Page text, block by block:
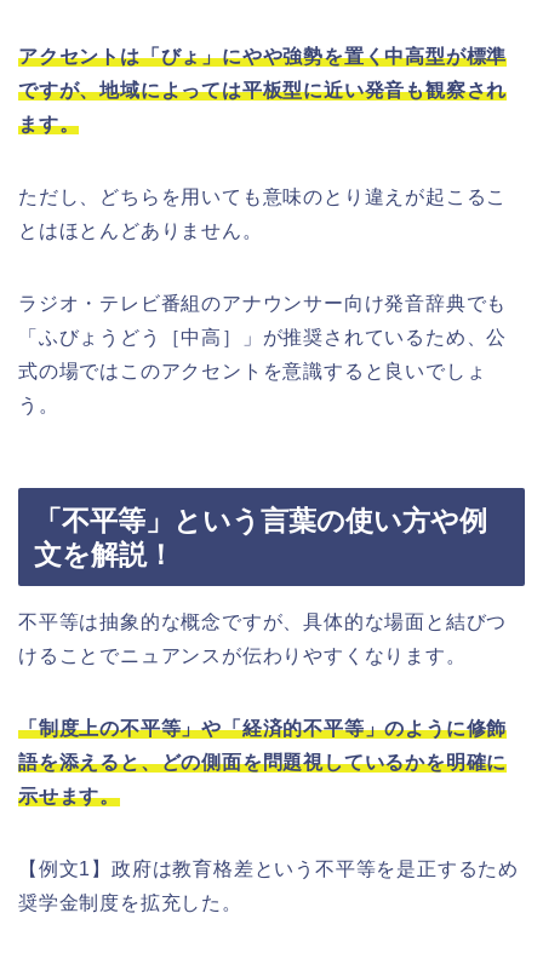
アクセントは「びょ」にやや強勢を置く中高型が標準
ですが、地域によっては平板型に近い発音も観察され
ます。
ただし、どちらを用いても意味のとり違えが起こるこ
とはほとんどありません。
ラジオ・テレビ番組のアナウンサー向け発音辞典でも
「ふびょうどう［中高］」が推奨されているため、公
式の場ではこのアクセントを意識すると良いでしょ
う。
「不平等」という言葉の使い方や例
文を解説！
不平等は抽象的な概念ですが、具体的な場面と結びつ
けることでニュアンスが伝わりやすくなります。
「制度上の不平等」や「経済的不平等」のように修飾
語を添えると、どの側面を問題視しているかを明確に
示せます。
【例文1】政府は教育格差という不平等を是正するため
奨学金制度を拡充した。